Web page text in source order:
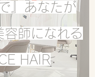
』あなたが
容師になれる
HAIR